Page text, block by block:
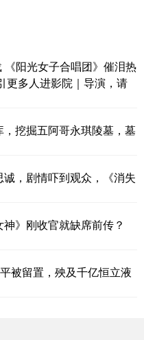
阳光女子合唱团》催泪热
更多人进影院｜导演，请
挖掘五阿哥永琪陵墓，墓
，剧情吓到观众，《消失
》刚收官就缺席前传？
被留置，殃及千亿恒立液